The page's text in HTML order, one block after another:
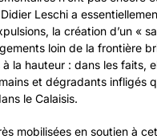
Leschi a
la création d’un «
loin de la frontière
la hauteur : dans les faits,
et dégradants infligés
le Calaisis.
mobilisées en soutien à